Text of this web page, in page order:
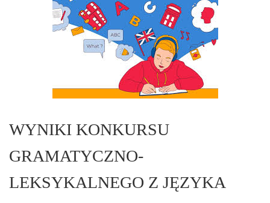
WYNIKI KONKURSU
GRAMATYCZNO-
LEKSYKALNEGO Z JĘZYKA